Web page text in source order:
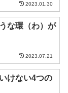
2023.01.30
な環（わ）が
2023.07.21
けない4つの